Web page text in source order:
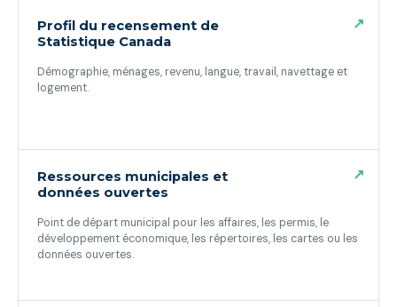
Profil du recensement de
Statistique Canada
Démographie, ménages, revenu, langue, travail, navettage et
logement.
↗
Ressources municipales et
données ouvertes
Point de départ municipal pour les affaires, les permis, le
développement économique, les répertoires, les cartes ou les
données ouvertes.
↗